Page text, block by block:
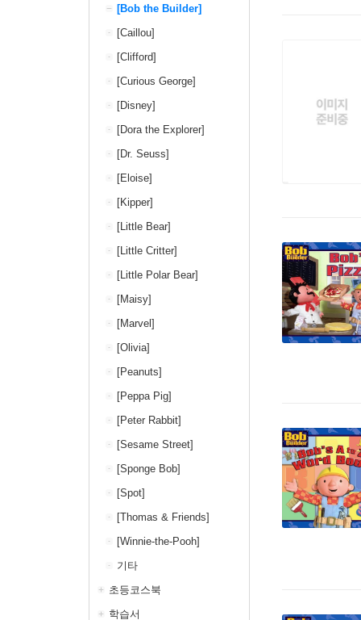
[Bob the Builder]
[Caillou]
[Clifford]
[Curious George]
[Disney]
[Dora the Explorer]
[Dr. Seuss]
[Eloise]
[Kipper]
[Little Bear]
[Little Critter]
[Little Polar Bear]
[Maisy]
[Marvel]
[Olivia]
[Peanuts]
[Peppa Pig]
[Peter Rabbit]
[Sesame Street]
[Sponge Bob]
[Spot]
[Thomas & Friends]
[Winnie-the-Pooh]
기타
초등코스북
학습서